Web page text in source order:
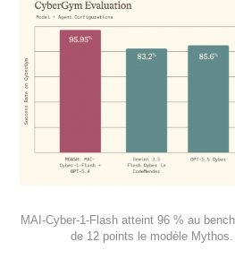
MAI-Cyber-1-Flash atteint 96 % au
de 12 points le modèle